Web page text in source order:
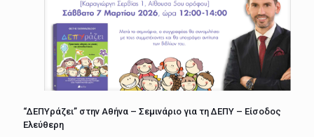
“ΔΕΠΥράζει” στην Αθήνα – Σεμινάριο για τη ΔΕΠΥ – Είσοδος
Ελεύθερη